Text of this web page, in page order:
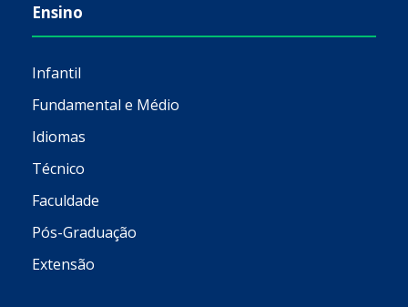
Ensino
Infantil
Fundamental e Médio
Idiomas
Técnico
Faculdade
Pós-Graduação
Extensão